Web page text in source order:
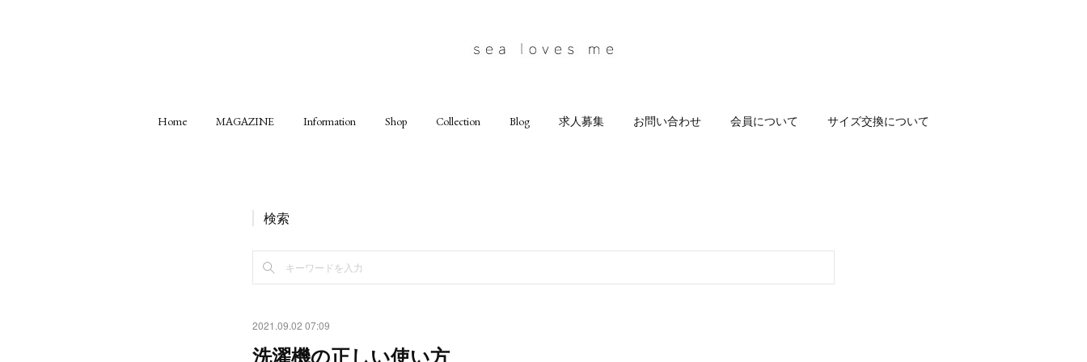
Home MAGAZINE Information Shop Collection Blog 求人募集 お問い合わせ 会員について サイズ交換について
検索
2021.09.02 07:09
洗濯機の正しい使い方